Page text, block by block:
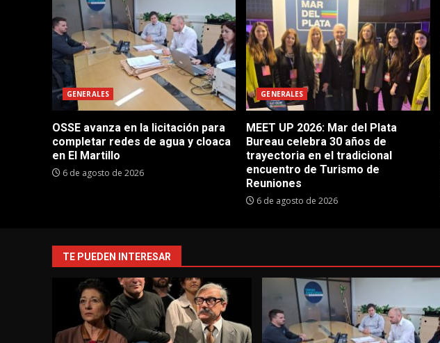
GENERALES
OSSE avanza en la licitación para
completar redes de agua y cloaca
en El Martillo
6 de agosto de 2026
GENERALES
MEET UP 2026: Mar del Plata
Bureau celebra 30 años de
trayectoria en el tradicional
encuentro de Turismo de
Reuniones
6 de agosto de 2026
TE PUEDEN INTERESAR